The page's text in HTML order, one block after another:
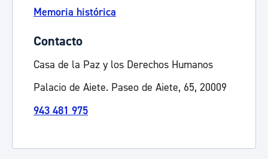
Memoria histórica
Contacto
Casa de la Paz y los Derechos Humanos
Palacio de Aiete. Paseo de Aiete, 65, 20009
943 481 975